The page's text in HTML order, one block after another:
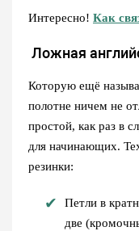
Интересно! Как
Ложная
Которую ещё
полотне ничем не
простой, как раз в
для начинающих.
резинки:
Петли в
две